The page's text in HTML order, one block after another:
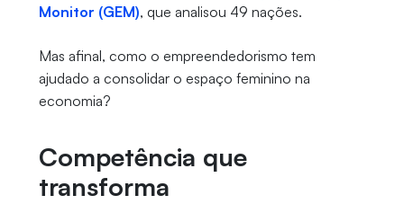
Monitor (GEM), que analisou 49 nações.
Mas afinal, como o empreendedorismo tem
ajudado a consolidar o espaço feminino na
economia?
Competência que
transforma